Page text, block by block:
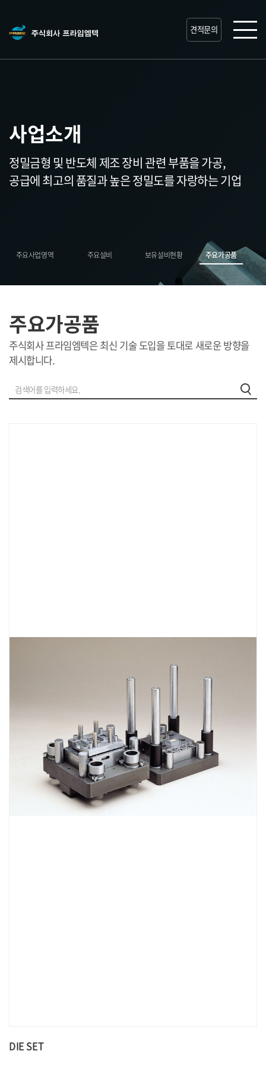
견적문의
사업소개
정밀금형 및 반도체 제조 장비 관련 부품을 가공,
공급에 최고의 품질과 높은 정밀도를 자랑하는 기업
주요사업영역 주요설비 보유설비현황 주요가공품
주요가공품
주식회사 프라임엠텍은 최신 기술 도입을 토대로 새로운 방향을
제시합니다.
DIE SET